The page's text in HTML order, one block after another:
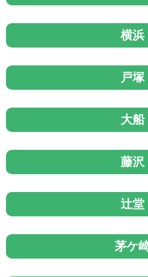
横浜
戸塚
大船
藤沢
辻堂
茅ケ